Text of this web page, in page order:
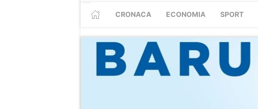
CRONACA ECONOMIA SPORT